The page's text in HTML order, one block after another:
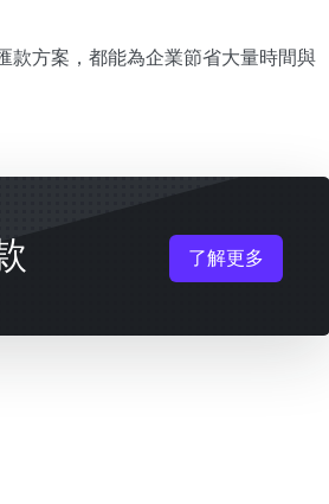
款方案，都能為企業節省大量時間與
了解更多